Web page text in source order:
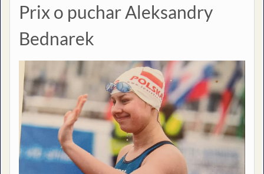
Prix o puchar Aleksandry
Bednarek